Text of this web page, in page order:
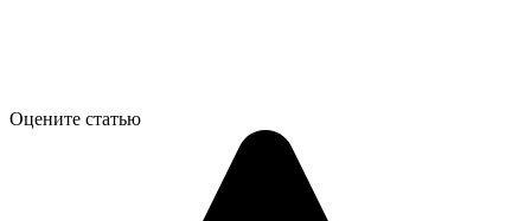
Оцените статью